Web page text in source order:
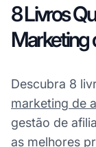
8 Livros
Marketing
Descubra 8
marketing de
gestão de
as melhores